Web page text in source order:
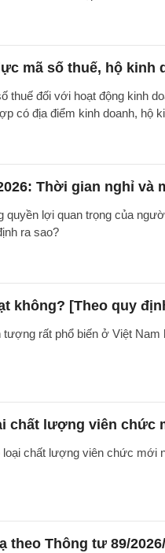
mã số thuế, hộ kinh
đối với hoạt động kinh
có địa điểm kinh doanh, hộ
Thời gian nghỉ và
quyền lợi quan trọng của
ra sao?
không? [Theo quy
tượng rất phổ biến ở Việt
chất lượng viên chức
chất lượng viên chức mới
Thông tư 89/